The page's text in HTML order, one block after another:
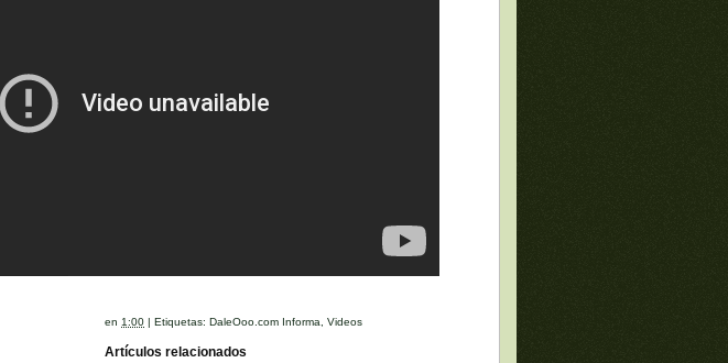
en 1:00 |Etiquetas:DaleOoo.com Informa ,Videos
Artículos relacionados